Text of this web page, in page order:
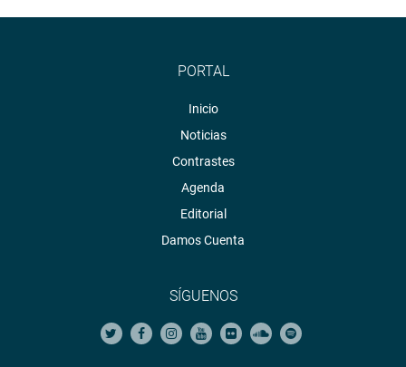
PORTAL
Inicio
Noticias
Contrastes
Agenda
Editorial
Damos Cuenta
SÍGUENOS